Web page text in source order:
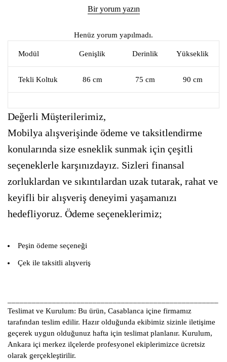
Bir yorum yazın
Henüz yorum yapılmadı.
Modül Genişlik Derinlik Yükseklik
Tekli Koltuk 86 cm 75 cm 90 cm
Değerli Müşterilerimiz,
Mobilya alışverişinde ödeme ve taksitlendirme
konularında size esneklik sunmak için çeşitli
seçeneklerle karşınızdayız. Sizleri finansal
zorluklardan ve sıkıntılardan uzak tutarak, rahat ve
keyifli bir alışveriş deneyimi yaşamanızı
hedefliyoruz. Ödeme seçeneklerimiz;
Peşin ödeme seçeneği
Çek ile taksitli alışveriş
Teslimat ve Kurulum: Bu ürün, Casablanca içine firmamız
tarafından teslim edilir. Hazır olduğunda ekibimiz sizinle iletişime
geçerek uygun olduğunuz hafta için teslimat planlanır. Kurulum,
Ankara içi merkez ilçelerde profesyonel ekiplerimizce ücretsiz
olarak gerçekleştirilir.